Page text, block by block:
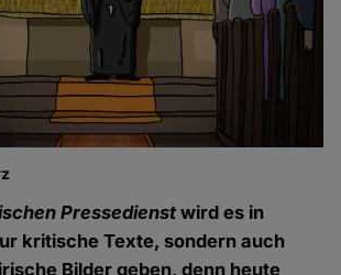
Pressedienstwird es in
kritische Texte, sondern auch
Bilder geben, denn heute